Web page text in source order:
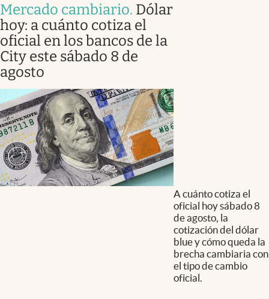
Mercado cambiario. Dólar
hoy: a cuánto cotiza el
oficial en los bancos de la
City este sábado 8 de
agosto
A cuánto cotiza el
oficial hoy sábado 8
de agosto, la
cotización del dólar
blue y cómo queda la
brecha cambiaria con
el tipo de cambio
oficial.